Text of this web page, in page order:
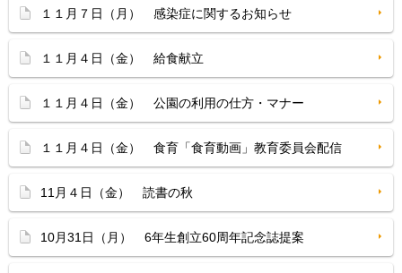
１１月７日（月） 感染症に関するお知らせ
１１月４日（金） 給食献立
１１月４日（金） 公園の利用の仕方・マナー
１１月４日（金） 食育「食育動画」教育委員会配信
11月４日（金） 読書の秋
10月31日（月） 6年生創立60周年記念誌提案